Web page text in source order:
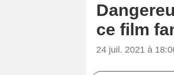
ce film
24 juil. 2021 à